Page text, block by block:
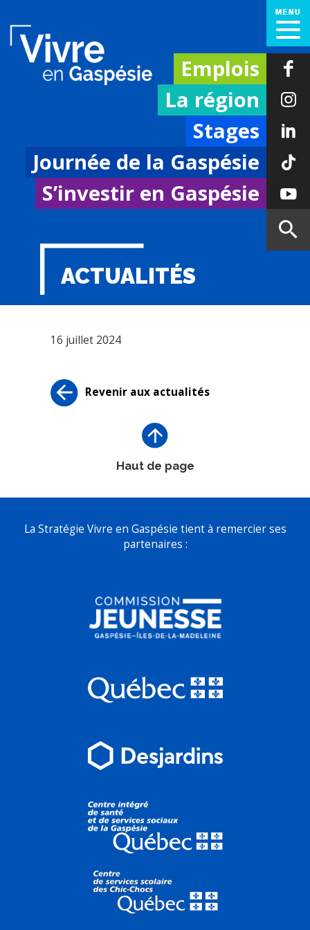
Emplois
La région
Stages
Journée de la Gaspésie
S’investir en Gaspésie
ACTUALITÉS
16 juillet 2024
Revenir aux actualités
Haut de page
La Stratégie Vivre en Gaspésie tient à remercier ses
partenaires :